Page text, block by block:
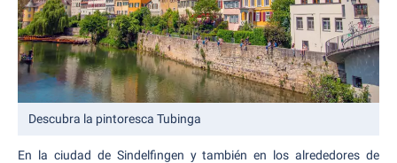
Descubra la pintoresca Tubinga
En la ciudad de Sindelfingen y también en los alrededores de